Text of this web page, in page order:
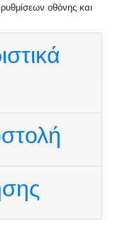
οθόνης και